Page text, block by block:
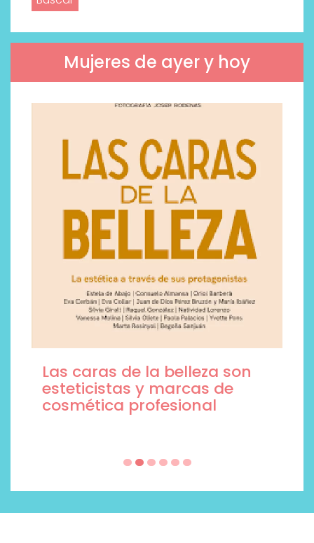
Mujeres de ayer y hoy
Las caras de la belleza son
esteticistas y marcas de
cosmética profesional